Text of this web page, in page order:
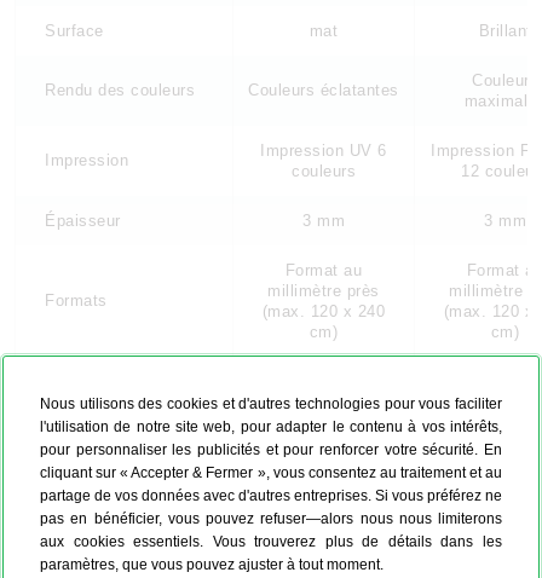
Nous utilisons des cookies et d'autres technologies pour vous faciliter
l'utilisation de notre site web, pour adapter le contenu à vos intérêts,
pour personnaliser les publicités et pour renforcer votre sécurité. En
cliquant sur « Accepter & Fermer », vous consentez au traitement et au
partage de vos données avec d'autres entreprises. Si vous préférez ne
pas en bénéficier, vous pouvez refuser—alors nous nous limiterons
aux cookies essentiels. Vous trouverez plus de détails dans les
paramètres, que vous pouvez ajuster à tout moment.
Surface mat Brillant
Rendu des couleurs Couleurs éclatantes
Couleurs
Impression
Impression UV 6
couleurs
Impression
12
Épaisseur 3 mm 3 mm
Formats
Format au
millimètre près
(max. 120 x 240
cm)
Format
millimètre
(max. 120 x
cm)
américaine (bois)
américaine
Fixation optionnelle
Suspension métal
& chevalet
Suspension
&
Express possible –